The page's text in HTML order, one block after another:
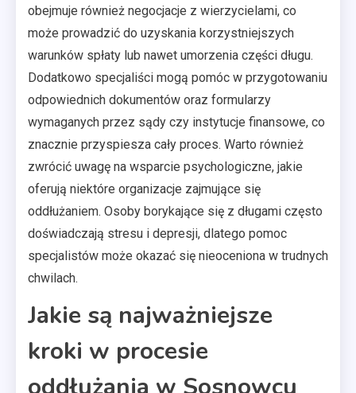
obejmuje również negocjacje z wierzycielami, co
może prowadzić do uzyskania korzystniejszych
warunków spłaty lub nawet umorzenia części długu.
Dodatkowo specjaliści mogą pomóc w przygotowaniu
odpowiednich dokumentów oraz formularzy
wymaganych przez sądy czy instytucje finansowe, co
znacznie przyspiesza cały proces. Warto również
zwrócić uwagę na wsparcie psychologiczne, jakie
oferują niektóre organizacje zajmujące się
oddłużaniem. Osoby borykające się z długami często
doświadczają stresu i depresji, dlatego pomoc
specjalistów może okazać się nieoceniona w trudnych
chwilach.
Jakie są najważniejsze
kroki w procesie